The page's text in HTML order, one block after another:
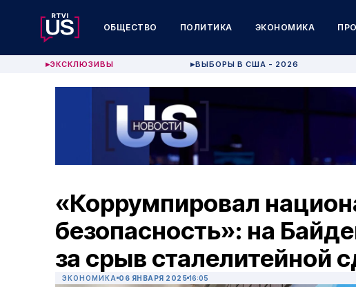
ОБЩЕСТВО ПОЛИТИКА ЭКОНОМИКА
▶ЭКСКЛЮЗИВЫ ▶ВЫБОРЫ В США - 2026
«Коррумпировал
безопасность»: на
за срыв сталелитейной
ЭКОНОМИКА 06 ЯНВАРЯ 2025 16:05